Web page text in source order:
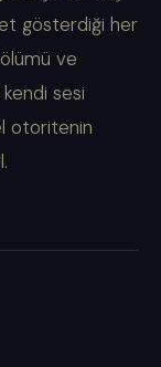
gösterdiği her
ve
sesi
otoritenin